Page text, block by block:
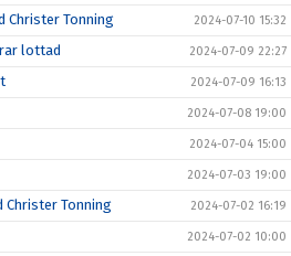
Christer Tonning 2024-07-10 15:32
lottad 2024-07-09 22:27
2024-07-09 16:13
2024-07-08 19:00
2024-07-04 15:00
2024-07-03 19:00
Christer Tonning 2024-07-02 16:19
2024-07-02 10:00